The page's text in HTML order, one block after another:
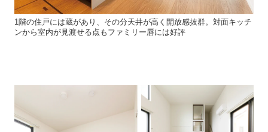
1階の住戸には蔵があり、その分天井が高く開放感抜群。対面キッチ
ンから室内が見渡せる点もファミリー唇には好評